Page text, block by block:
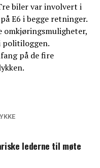
biler var involvert i
E6 i begge retninger.
omkjøringsmuligheter,
på de fire
lederne til møte